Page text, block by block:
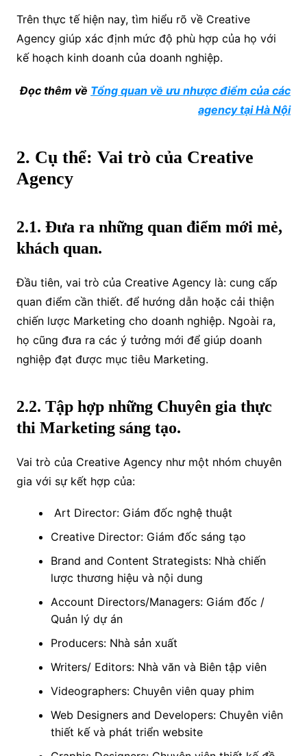
Trên thực tế hiện nay, tìm hiểu rõ về Creative
Agency giúp xác định mức độ phù hợp của họ với
kế hoạch kinh doanh của doanh nghiệp.
Đọc thêm về Tổng quan về ưu nhược điểm của các
agency tại Hà Nội
2. Cụ thể: Vai trò của Creative
Agency
2.1. Đưa ra những quan điểm mới mẻ,
khách quan.
Đầu tiên, vai trò của Creative Agency là: cung cấp
quan điểm cần thiết. để hướng dẫn hoặc cải thiện
chiến lược Marketing cho doanh nghiệp. Ngoài ra,
họ cũng đưa ra các ý tưởng mới để giúp doanh
nghiệp đạt được mục tiêu Marketing.
2.2. Tập hợp những Chuyên gia thực
thi Marketing sáng tạo.
Vai trò của Creative Agency như một nhóm chuyên
gia với sự kết hợp của:
Art Director: Giám đốc nghệ thuật
Creative Director: Giám đốc sáng tạo
Brand and Content Strategists: Nhà chiến
lược thương hiệu và nội dung
Account Directors/Managers: Giám đốc /
Quản lý dự án
Producers: Nhà sản xuất
Writers/ Editors: Nhà văn và Biên tập viên
Videographers: Chuyên viên quay phim
Web Designers and Developers: Chuyên viên
thiết kế và phát triển website